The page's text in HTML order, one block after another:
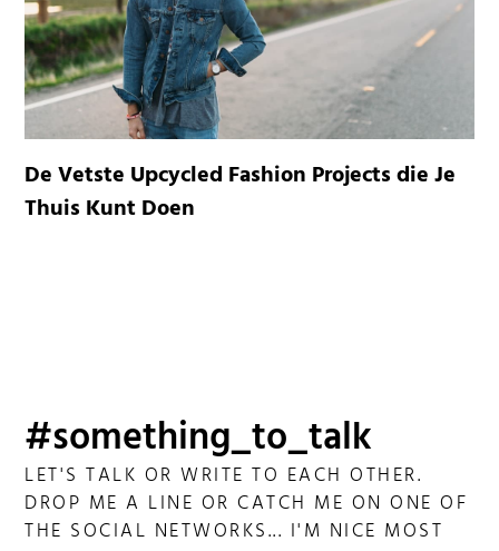
De Vetste Upcycled Fashion Projects die Je
Thuis Kunt Doen
#something_to_talk
LET'S TALK OR WRITE TO EACH OTHER.
DROP ME A LINE OR CATCH ME ON ONE OF
THE SOCIAL NETWORKS... I'M NICE MOST